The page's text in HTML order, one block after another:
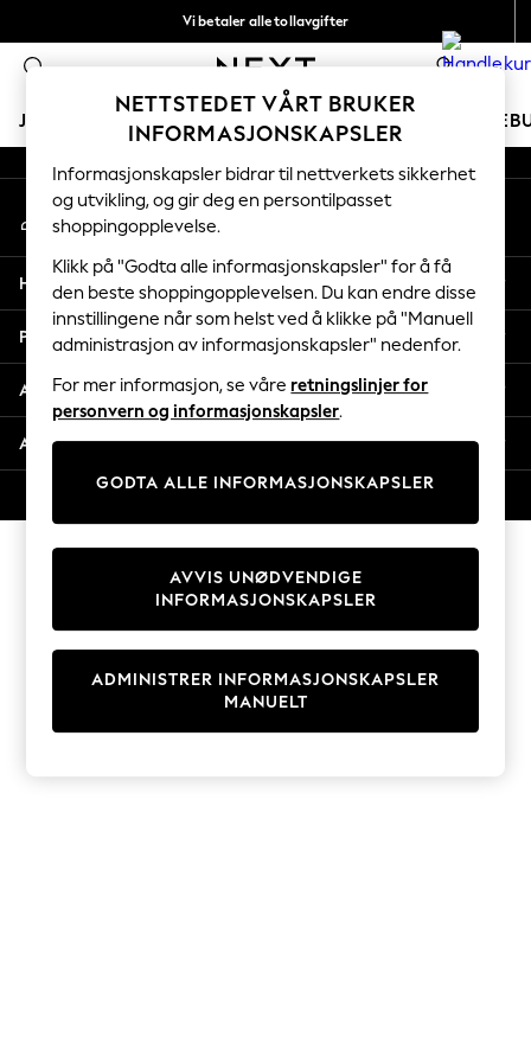
Vi betaler alle tollavgifter
Fleksible og sikre betalinger med Klarna 0
JENTER GUTTER BABY KVINNER MENN
GIRLS
New In
50 - 92cm
98 - 110cm
116 - 134cm
140 - 174cm
Trending: Top & Short Sets
Trending: Clogs
Toy Story
THE SET
Coats & Jackets
Sweatshirts & Hoodies
Knitwear
Cardigans
Dresses
Sets & Outfits
T-Shirts
An error occurred on client
Våre sosiale nettverk
Min konto
Logg inn på kontoen din
Hjelp
Personvern & Juridisk
Avdelinger
Andre tjenester
NETTSTEDET VÅRT BRUKER
INFORMASJONSKAPSLER
Informasjonskapsler bidrar til nettverkets sikkerhet
og utvikling, og gir deg en persontilpasset
shoppingopplevelse.
Klikk på "Godta alle informasjonskapsler" for å få
den beste shoppingopplevelsen. Du kan endre disse
innstillingene når som helst ved å klikke på "Manuell
administrasjon av informasjonskapsler" nedenfor.
For mer informasjon, se våre retningslinjer for
personvern og informasjonskapsler.
GODTA ALLE INFORMASJONSKAPSLER
ADMINISTRER INFORMASJONSKAPSLER
MANUELT
AVVIS UNØDVENDIGE
INFORMASJONSKAPSLER